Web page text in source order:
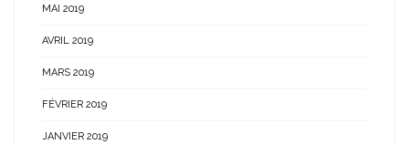
MAI 2019
AVRIL 2019
MARS 2019
FÉVRIER 2019
JANVIER 2019